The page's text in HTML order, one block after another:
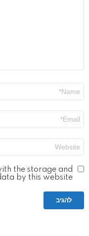
the storage and
by this website.